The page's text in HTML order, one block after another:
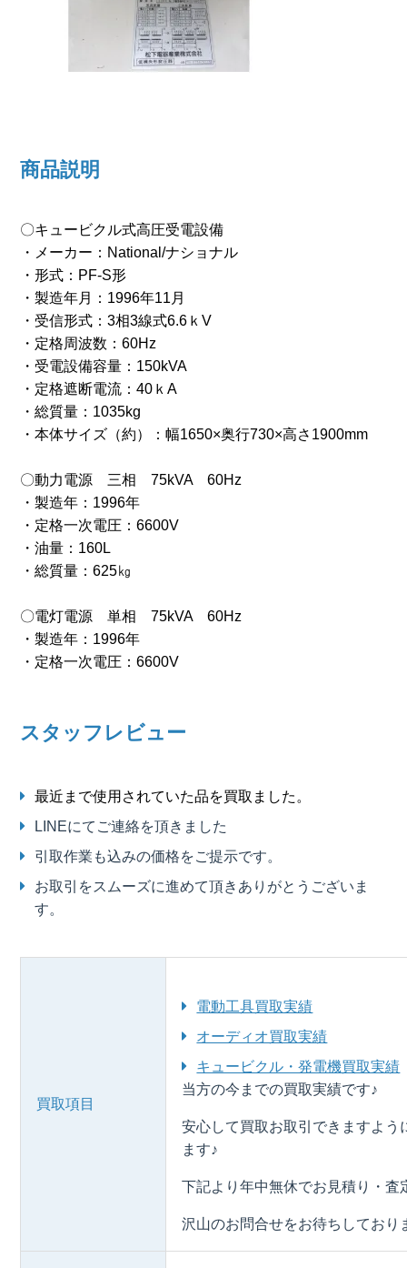
商品説明
〇キュービクル式高圧受電設備
・メーカー：National/ナショナル
・形式：PF-S形
・製造年月：1996年11月
・受信形式：3相3線式6.6ｋV
・定格周波数：60Hz
・受電設備容量：150kVA
・定格遮断電流：40ｋA
・総質量：1035kg
・本体サイズ（約）：幅1650×奥行730×高さ1900mm
〇動力電源 三相 75kVA 60Hz
・製造年：1996年
・定格一次電圧：6600V
・油量：160L
・総質量：625㎏
〇電灯電源 単相 75kVA 60Hz
・製造年：1996年
・定格一次電圧：6600V
スタッフレビュー
最近まで使用されていた品を買取ました。
LINEにてご連絡を頂きました
引取作業も込みの価格をご提示です。
お取引をスムーズに進めて頂きありがとうございま
す。
買取項目
電動工具買取実績
オーディオ買取実績
キュービクル・発電機買取実績
当方の今までの買取実績です♪
安心して買取お取引できますよう
ます♪
下記より年中無休でお見積り・査
沢山のお問合せをお待ちしており